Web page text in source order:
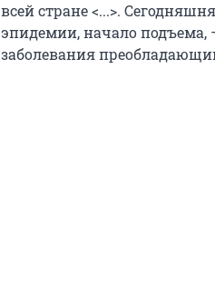
всей стране <...>.
эпидемии, начало подъема,
заболевания